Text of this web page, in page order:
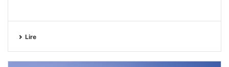
Lire